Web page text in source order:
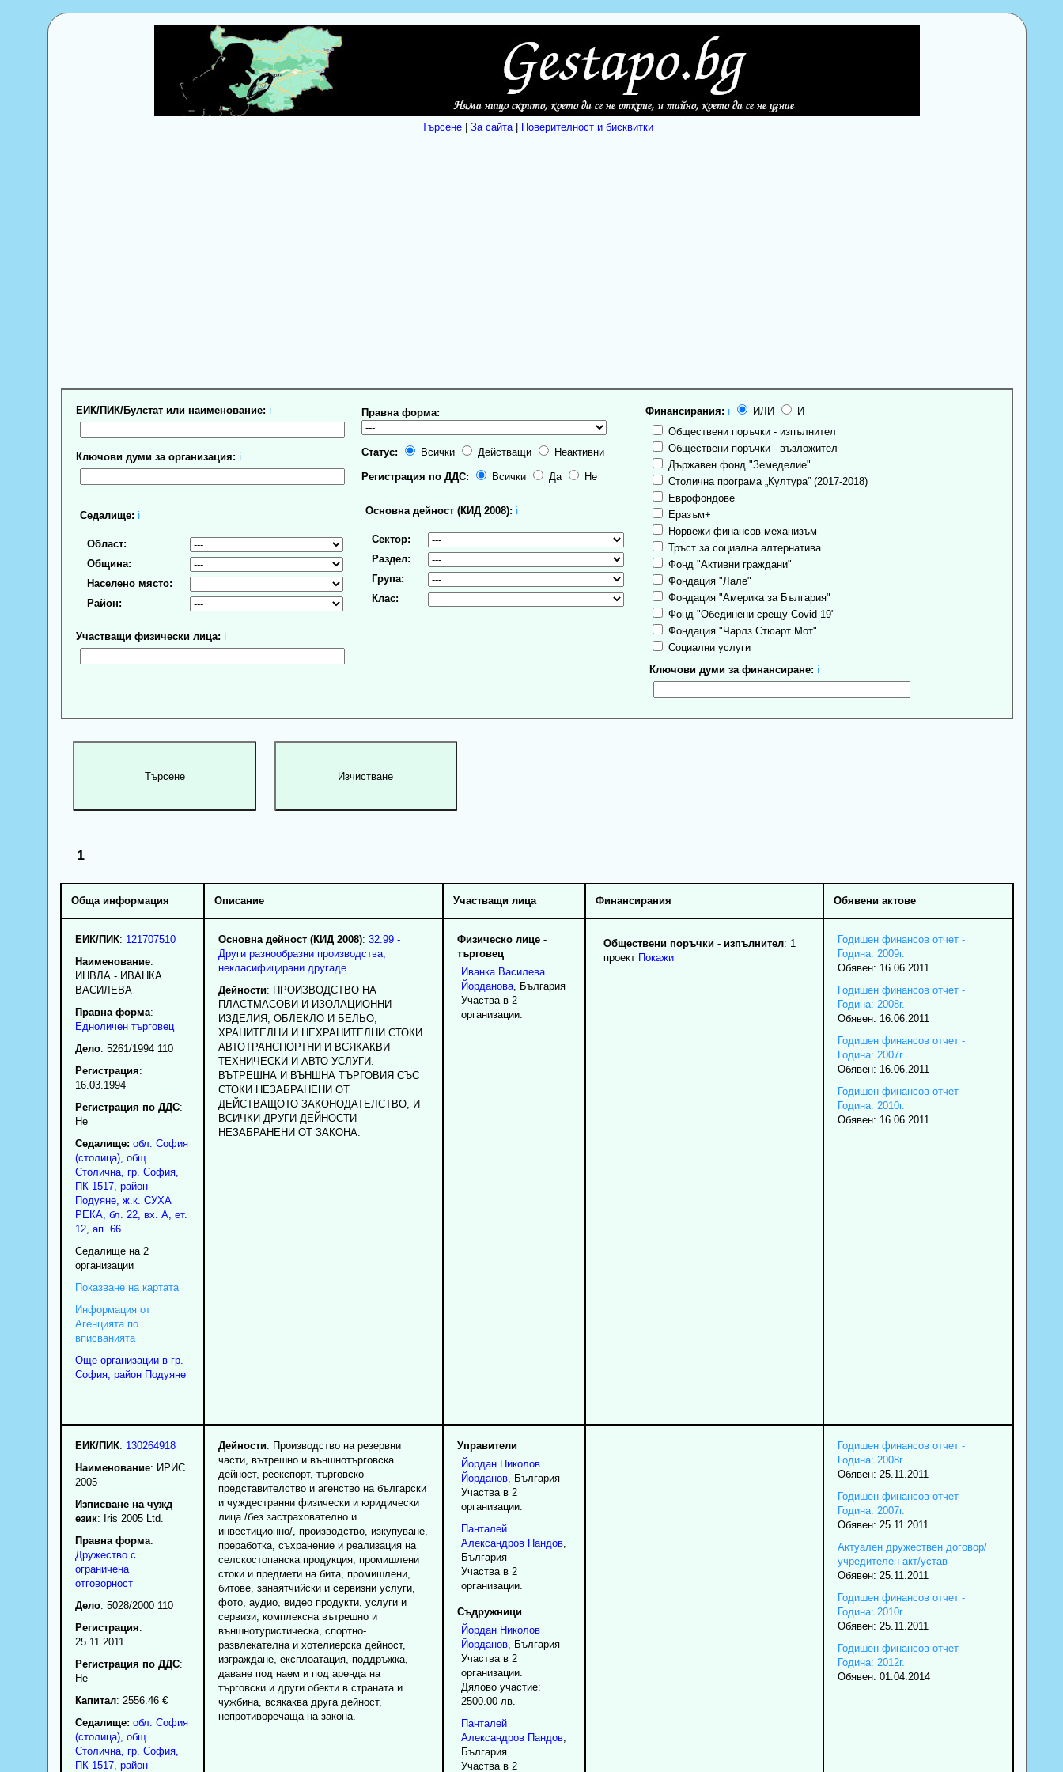
Търсене| За сайта| Поверителност и бисквитки
ЕИК/ПИК/Булстат или наименование: ℹ
Ключови думи за организация: ℹ
Седалище: ℹ
Област:
Община:
Населено място:
Район:
Участващи физически лица: ℹ
Правна форма:
Статус: Всички Действащи Неактивни
Регистрация по ДДС: Всички Да Не
Основна дейност (КИД 2008): ℹ
Сектор:
Раздел:
Група:
Клас:
Финансирания: ℹ ИЛИ
И
Обществени поръчки - изпълнител
Обществени поръчки - възложител
Държавен фонд "Земеделие"
Столична програма „Култура” (2017-2018)
Еврофондове
Еразъм+
Норвежи финансов механизъм
Тръст за социална алтернатива
Фонд "Активни граждани"
Фондация "Лале"
Фондация "Америка за България"
Фонд "Обединени срещу Covid-19"
Фондация "Чарлз Стюарт Мот"
Социални услуги
Ключови думи за финансиране: ℹ
1
Обща информация Описание Участващи лица Финансирания Обявени актове
ЕИК/ПИК: 121707510
Наименование:
ИНВЛА - ИВАНКА
ВАСИЛЕВА
Правна форма:
Едноличен търговец
Дело: 5261/1994 110
Регистрация:
16.03.1994
Регистрация по ДДС:
Нe
Седалище: обл. София
(столица), общ.
Столична, гр. София,
ПК 1517, район
Подуяне, ж.к. СУХА
РЕКА, бл. 22, вх. А, ет.
12, ап. 66
Седалище на 2
организации
Показване на картата
Информация от
Агенцията по
вписванията
Още организации в гр.
София, район Подуяне
Основна дейност (КИД 2008): 32.99 -
Други разнообразни производства,
некласифицирани другаде
Дейности: ПРОИЗВОДСТВО НА
ПЛАСТМАСОВИ И ИЗОЛАЦИОННИ
ИЗДЕЛИЯ, ОБЛЕКЛО И БЕЛЬО,
ХРАНИТЕЛНИ И НЕХРАНИТЕЛНИ СТОКИ.
АВТОТРАНСПОРТНИ И ВСЯКАКВИ
ТЕХНИЧЕСКИ И АВТО-УСЛУГИ.
ВЪТРЕШНА И ВЪНШНА ТЪРГОВИЯ СЪС
СТОКИ НЕЗАБРАНЕНИ ОТ
ДЕЙСТВАЩОТО ЗАКОНОДАТЕЛСТВО, И
ВСИЧКИ ДРУГИ ДЕЙНОСТИ
НЕЗАБРАНЕНИ ОТ ЗАКОНА.
Физическо лице -
търговец
Иванка Василева
Йорданова, България
Участва в 2
организации.
Обществени поръчки - изпълнител: 1
проект Покажи
Годишен финансов отчет -
Година: 2009г.
Обявен: 16.06.2011
Годишен финансов отчет -
Година: 2008г.
Обявен: 16.06.2011
Годишен финансов отчет -
Година: 2007г.
Обявен: 16.06.2011
Годишен финансов отчет -
Година: 2010г.
Обявен: 16.06.2011
ЕИК/ПИК: 130264918
Наименование: ИРИС
2005
Изписване на чужд
език: Iris 2005 Ltd.
Правна форма:
Дружество с
ограничена
отговорност
Дело: 5028/2000 110
Регистрация:
25.11.2011
Регистрация по ДДС:
Нe
Капитал: 2556.46 €
Седалище: обл. София
(столица), общ.
Столична, гр. София,
ПК 1517, район
Дейности: Производство на резервни
части, вътрешно и външнотърговска
дейност, реекспорт, търговско
представителство и агенство на български
и чуждестранни физически и юридически
лица /без застрахователно и
инвестиционно/, производство, изкупуване,
преработка, съхранение и реализация на
селскостопанска продукция, промишлени
стоки и предмети на бита, промишлени,
битове, занаятчийски и сервизни услуги,
фото, аудио, видео продукти, услуги и
сервизи, комплексна вътрешно и
външнотуристическа, спортно-
развлекателна и хотелиерска дейност,
изграждане, експлоатация, поддръжка,
даване под наем и под аренда на
търговски и други обекти в страната и
чужбина, всякаква друга дейност,
непротиворечаща на закона.
Управители
Йордан Николов
Йорданов, България
Участва в 2
организации.
Панталей
Александров Пандов,
България
Участва в 2
организации.
Съдружници
Йордан Николов
Йорданов, България
Участва в 2
организации.
Дялово участие:
2500.00 лв.
Панталей
Александров Пандов,
България
Участва в 2
Годишен финансов отчет -
Година: 2008г.
Обявен: 25.11.2011
Годишен финансов отчет -
Година: 2007г.
Обявен: 25.11.2011
Актуален дружествен договор/
учредителен акт/устав
Обявен: 25.11.2011
Годишен финансов отчет -
Година: 2010г.
Обявен: 25.11.2011
Годишен финансов отчет -
Година: 2012г.
Обявен: 01.04.2014